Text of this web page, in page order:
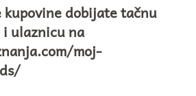
kupovine dobijate tačnu
ulaznicu na
moj-